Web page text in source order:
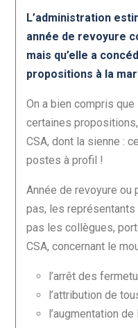
L’administration
année de revoyure
mais qu’elle a
propositions à la
On a bien compris que
certaines
CSA, dont la sienne :
postes à profil !
Année de revoyure ou
pas, les représentants
pas les collègues,
CSA, concernant le
l’arrêt des
l’attribution de
l’augmentation